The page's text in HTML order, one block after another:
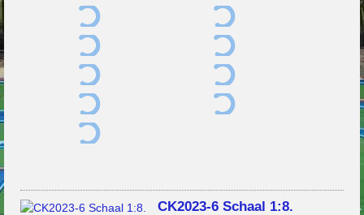
CK2023-6 Schaal 1:8.